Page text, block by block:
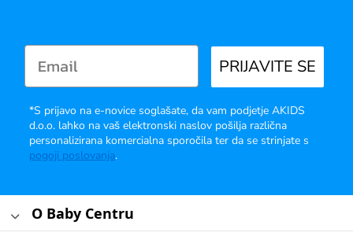
PRIJAVITE SE
*S prijavo na e-novice soglašate, da vam podjetje AKIDS
d.o.o. lahko na vaš elektronski naslov pošilja različna
personalizirana komercialna sporočila ter da se strinjate s
pogoji poslovanja.
O Baby Centru